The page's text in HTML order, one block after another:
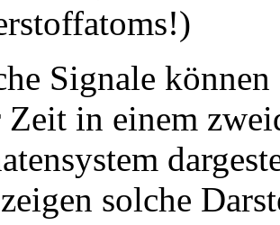
Signale
Zeit in einem
zeigen solche